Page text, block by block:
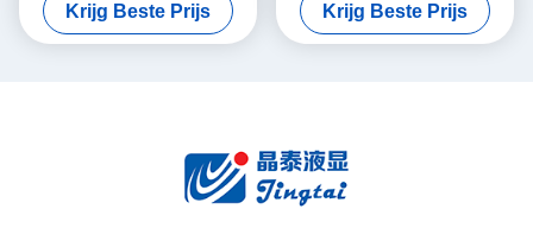
apparatuur
Krijg Beste Prijs
auto's
Krijg Beste Prijs